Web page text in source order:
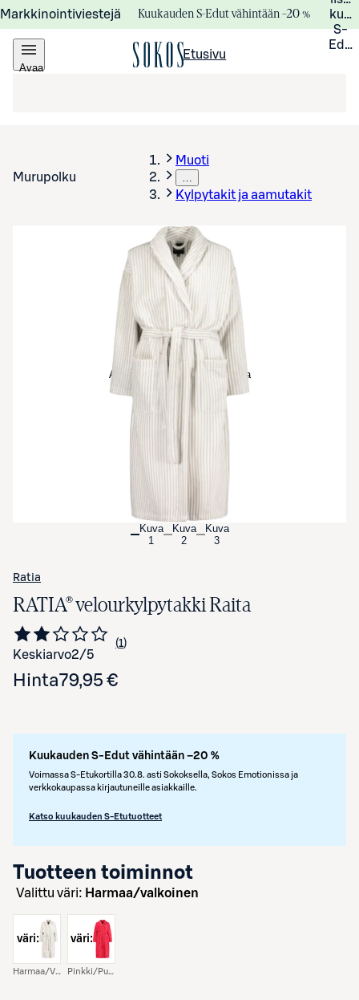
Markkinointiviestejä Kuukauden S-Edut vähintään –20 %
S-
Avaa
Etusivu
Murupolku
Muoti
…
Kylpytakit ja aamutakit
Avaa tuotekuva suurennettuna
Kuva
1
Kuva
2
Kuva
3
Ratia
RATIA® velourkylpytakki Raita
Keskiarvo2/5 Siirry arvioihin
1
kappale
Hinta79,95 €
Kuukauden S-Edut vähintään –20 %
Voimassa S-Etukortilla 30.8. asti Sokoksella, Sokos Emotionissa ja
verkkokaupassa kirjautuneille asiakkaille.
Katso kuukauden S-Etutuotteet
Tuotteen toiminnot
Valittu väri: Harmaa/valkoinen
väri:
Harmaa/valkoinen
väri:
Pinkki/punainen